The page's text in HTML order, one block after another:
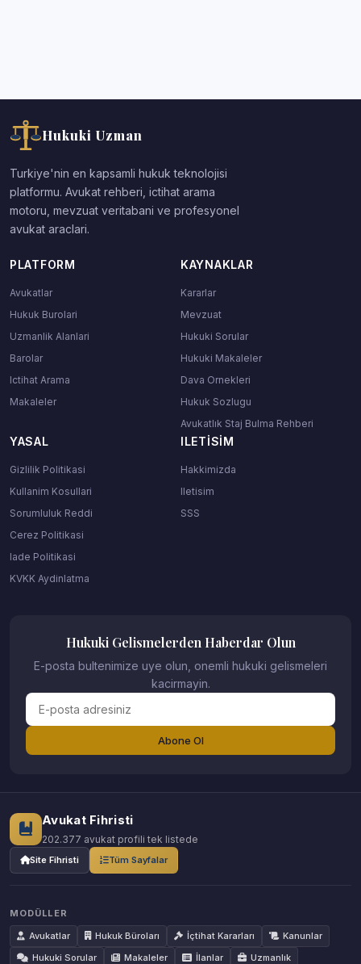
Hukuki Uzman
Turkiye'nin en kapsamli hukuk teknolojisi
platformu. Avukat rehberi, ictihat arama
motoru, mevzuat veritabani ve profesyonel
avukat araclari.
PLATFORM
Avukatlar
Hukuk Burolari
Uzmanlik Alanlari
Barolar
Ictihat Arama
Makaleler
KAYNAKLAR
Kararlar
Mevzuat
Hukuki Sorular
Hukuki Makaleler
Dava Ornekleri
Hukuk Sozlugu
Avukatlık Staj Bulma Rehberi
YASAL
Gizlilik Politikasi
Kullanim Kosullari
Sorumluluk Reddi
Cerez Politikasi
Iade Politikasi
KVKK Aydinlatma
ILETISIM
Hakkimizda
Iletisim
SSS
Hukuki Gelismelerden Haberdar Olun
E-posta bultenimize uye olun, onemli hukuki gelismeleri
kacirmayin.
Abone Ol
Avukat Fihristi
202.377 avukat profili tek listede
Site Fihristi Tüm Sayfalar
MODÜLLER
Avukatlar
Hukuk Büroları İçtihat Kararları
Kanunlar
Hukuki Sorular
Makaleler İlanlar
Uzmanlık